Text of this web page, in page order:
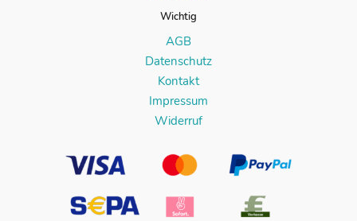
Wichtig
AGB
Datenschutz
Kontakt
Impressum
Widerruf